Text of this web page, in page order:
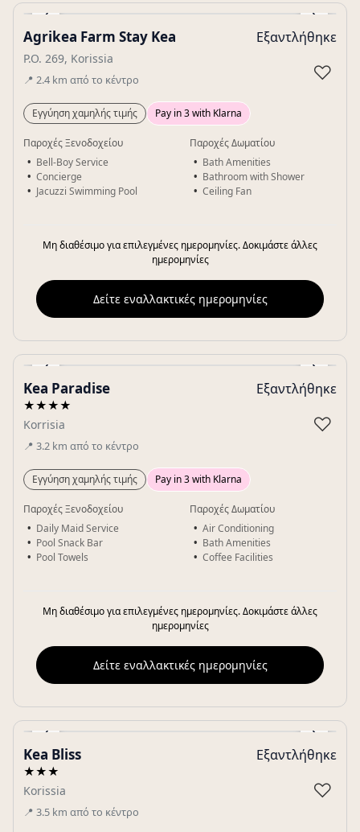
‹ ›
Gallery
Agrikea Farm Stay Kea
P.O. 269, Korissia
📍 2.4 km από το κέντρο
Εξαντλήθηκε
♡
Εγγύηση χαμηλής τιμής Pay in 3 with Klarna
Παροχές Ξενοδοχείου
Bell-Boy Service
Concierge
Jacuzzi Swimming Pool
Παροχές Δωματίου
Bath Amenities
Bathroom with Shower
Ceiling Fan
Μη διαθέσιμο για επιλεγμένες ημερομηνίες. Δοκιμάστε άλλες
ημερομηνίες
Δείτε εναλλακτικές ημερομηνίες
‹ ›
Gallery
Kea Paradise
★★★★
Korrisia
📍 3.2 km από το κέντρο
Εξαντλήθηκε
♡
Εγγύηση χαμηλής τιμής Pay in 3 with Klarna
Παροχές Ξενοδοχείου
Daily Maid Service
Pool Snack Bar
Pool Towels
Παροχές Δωματίου
Air Conditioning
Bath Amenities
Coffee Facilities
Μη διαθέσιμο για επιλεγμένες ημερομηνίες. Δοκιμάστε άλλες
ημερομηνίες
Δείτε εναλλακτικές ημερομηνίες
‹ ›
Gallery
Kea Bliss
★★★
Korissia
📍 3.5 km από το κέντρο
Εξαντλήθηκε
♡